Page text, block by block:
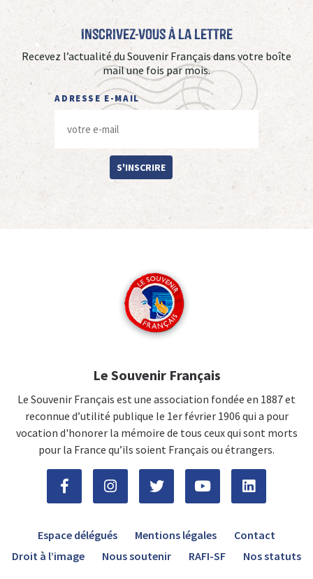
Inscrivez-vous à La Lettre
Recevez l’actualité du Souvenir Français dans votre boîte
mail une fois par mois.
ADRESSE E-MAIL
S'INSCRIRE
Le Souvenir Français
Le Souvenir Français est une association fondée en 1887 et
reconnue d’utilité publique le 1er février 1906 qui a pour
vocation d'honorer la mémoire de tous ceux qui sont morts
pour la France qu’ils soient Français ou étrangers.
Espace délégués Mentions légales
Contact
Droit à l’image
Nous soutenir RAFI-SF Nos statuts